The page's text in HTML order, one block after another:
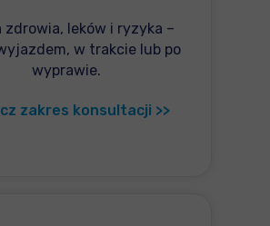
zdrowia, leków i ryzyka –
w trakcie lub po
wyprawie.
zakres konsultacji >>